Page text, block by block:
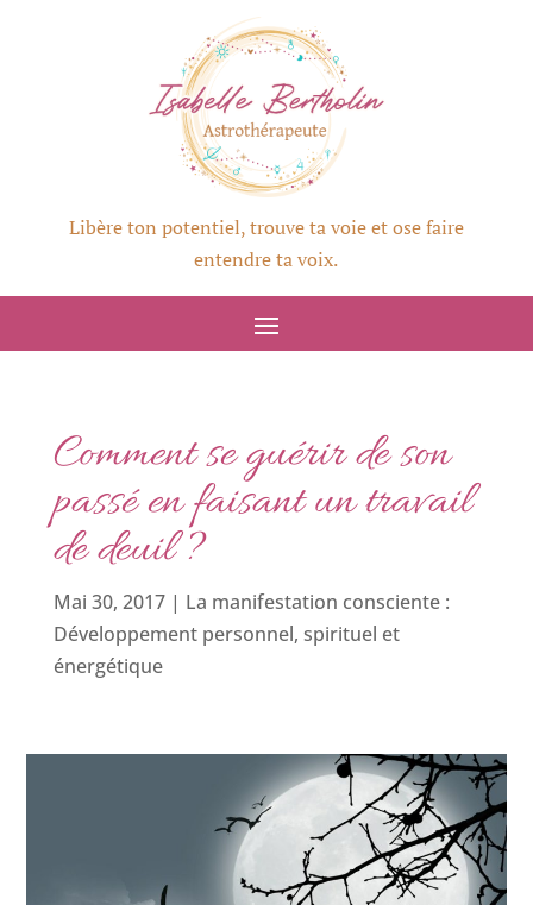
Libère ton potentiel, trouve ta voie et ose faire
entendre ta voix.
Comment se guérir de son
passé en faisant un travail
de deuil ?
Mai 30, 2017| La manifestation consciente :
Développement personnel, spirituel et
énergétique